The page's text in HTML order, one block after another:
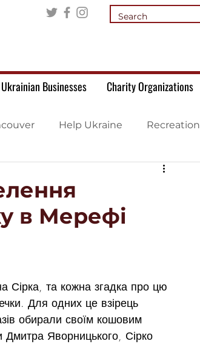
Ukrainian Businesses Charity Organizations
Help Ukraine Recreation
в Мерефі
Сірка, та кожна згадка про цю
Для одних це взірець
обирали своїм кошовим
Дмитра Яворницького, Сірко